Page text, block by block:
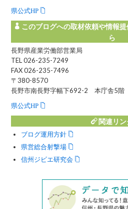
県公式HP
このブログへの取材依頼や情報
ら
長野県産業労働部営業局
TEL 026-235-7249
FAX 026-235-7496
〒380-8570
長野市南長野字幅下692-2 本庁舎5階
県公式HP
関連リン
ブログ運用方針
県営総合射撃場
信州ジビエ研究会